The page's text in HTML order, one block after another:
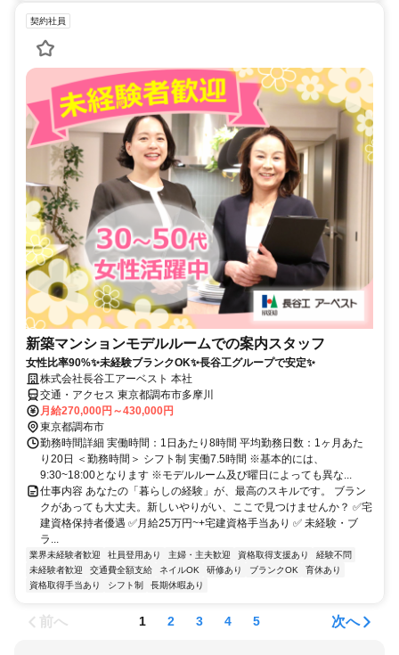
契約社員
新築マンションモデルルームでの案内スタッフ
女性比率90%✨未経験ブランクOK✨長谷工グループで安定✨
株式会社長谷工アーベスト 本社
交通・アクセス 東京都調布市多摩川
月給270,000円～430,000円
東京都調布市
勤務時間詳細 実働時間：1日あたり8時間 平均勤務日数：1ヶ月あた
り20日 ＜勤務時間＞ シフト制 実働7.5時間 ※基本的には、
9:30~18:00となります ※モデルルーム及び曜日によっても異な...
仕事内容 あなたの「暮らしの経験」が、最高のスキルです。 ブラン
クがあっても大丈夫。新しいやりがい、ここで見つけませんか？ ✅宅
建資格保持者優遇 ✅月給25万円~+宅建資格手当あり ✅ 未経験・ブ
ラ...
業界未経験者歓迎 社員登用あり 主婦・主夫歓迎 資格取得支援あり
経験不問
未経験者歓迎
交通費全額支給 ネイルOK 研修あり ブランクOK
育休あり
資格取得手当あり
シフト制 長期休暇あり
前へ 1 2 3 4 5 次へ